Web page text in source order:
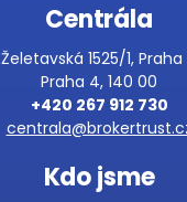
Centrála
Želetavská 1525/1,
Praha 4, 140 00
+420 267 912 730
Kdo jsme